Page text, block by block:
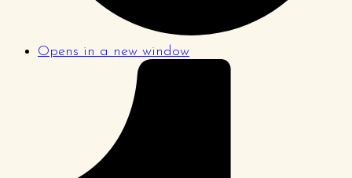
Opens in a new window